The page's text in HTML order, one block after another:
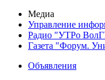
Медиа
Управление
Радио "УТРо
Газета "Форум.
Объявления